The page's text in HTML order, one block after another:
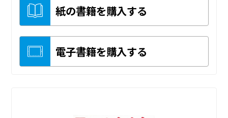
紙の書籍を購入する
電子書籍を購入する